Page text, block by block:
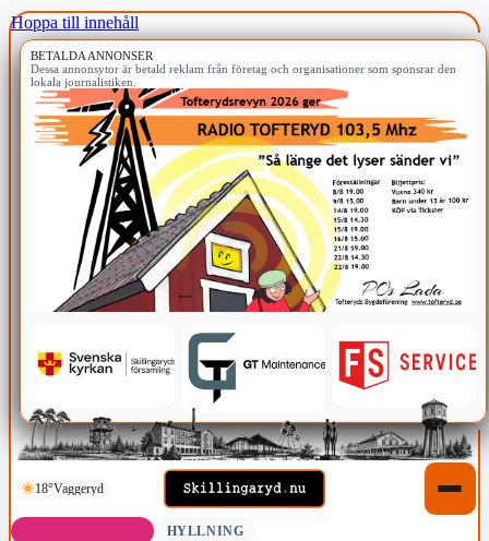
Hoppa till innehåll
BETALDA ANNONSER
Dessa annonsytor är betald reklam från företag och organisationer som sponsrar den
lokala journalistiken.
18°Vaggeryd
HYLLNING